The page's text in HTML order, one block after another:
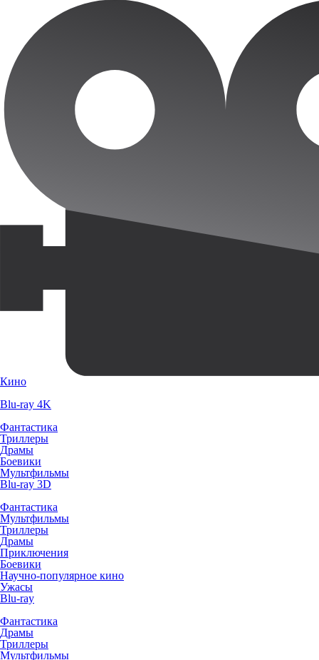
Кино
Blu-ray 4K
Фантастика
Триллеры
Драмы
Боевики
Мультфильмы
Blu-ray 3D
Фантастика
Мультфильмы
Триллеры
Драмы
Приключения
Боевики
Научно-популярное кино
Ужасы
Blu-ray
Фантастика
Драмы
Триллеры
Мультфильмы